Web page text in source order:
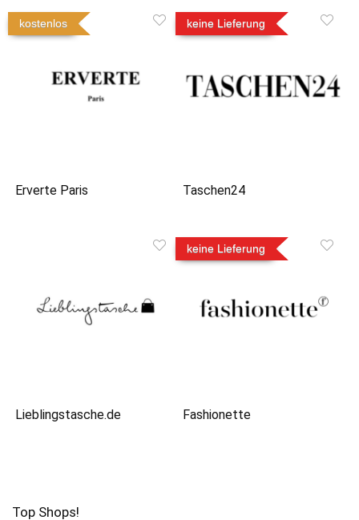
kostenlos
Erverte Paris
keine Lieferung
Taschen24
Lieblingstasche.de
keine Lieferung
Fashionette
Top Shops!